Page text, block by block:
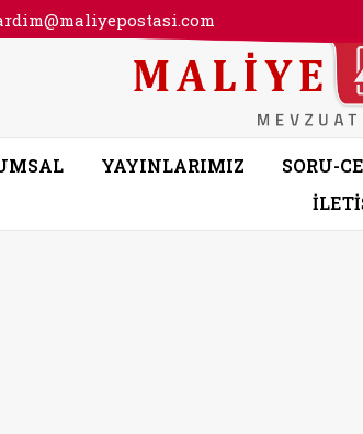
YAYINLARIMIZ SORU-